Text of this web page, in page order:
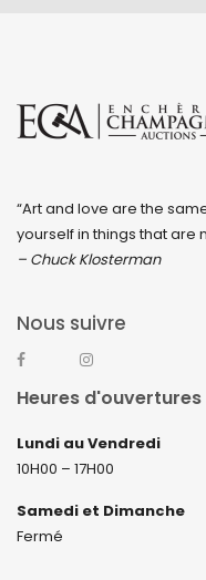
“Art and love are the
yourself in things that are
– Chuck Klosterman
Nous suivre
Heures d'ouvertures
Lundi au Vendredi
10H00 – 17H00
Samedi et Dimanche
Fermé